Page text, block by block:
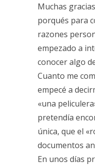
Muchas
porqués para
razones
empezado a
conocer algo
Cuanto me
empecé a
«una
pretendía
única, que el
documentos
En unos días